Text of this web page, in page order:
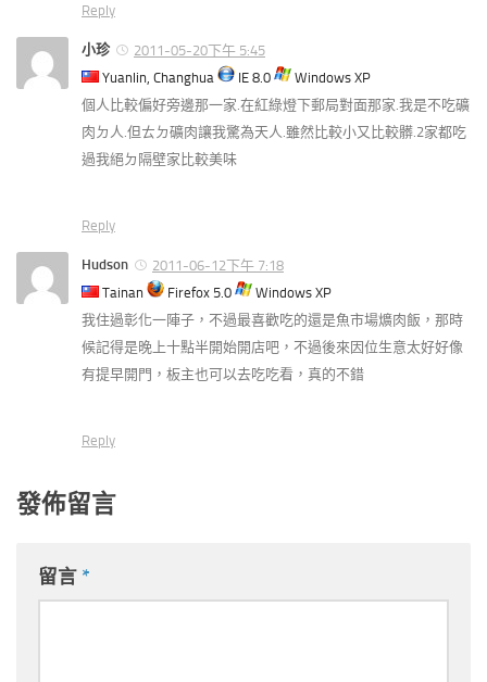
Reply
小珍
2011-05-20下午 5:45
Yuanlin, Changhua
IE 8.0
Windows XP
個人比較偏好旁邊那一家.在紅綠燈下郵局對面那家.我是不吃礦
肉ㄉ人.但ㄊㄉ礦肉讓我驚為天人.雖然比較小又比較髒.2家都吃
過我絕ㄉ隔壁家比較美味
Reply
Hudson
2011-06-12下午 7:18
Tainan
Firefox 5.0
Windows XP
我住過彰化一陣子，不過最喜歡吃的還是魚市場爌肉飯，那時
候記得是晚上十點半開始開店吧，不過後來因位生意太好好像
有提早開門，板主也可以去吃吃看，真的不錯
Reply
發佈留言
留言 *